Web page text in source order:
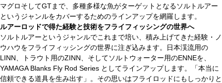
マグロそしてGTまで、多種多様な魚がターゲットとなるソルトルアー
というジャンルをカバーするためのラインアップを網羅します。
ルアーロッドで得た経験と技術をフライフィッシングの世界へ
ソルトルアーというジャンルでこれまで培い、積み上げてきた経験・ノ
ウハウをフライフィッシングの世界に注ぎ込みます。日本渓流用の
LINN、トラウト用のZINN、そしてソルトウォーター用のENNEを、
YAMAGA Blanks Fly Rod Series としてラインアップします。「本当に
信頼できる道具を生み出す」。その思いはフライロッドにもしっかりと